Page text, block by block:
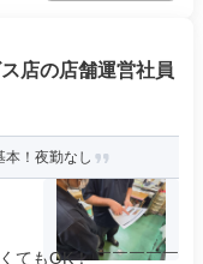
店の店舗運営社員
！夜勤なし
てもOK！ ￣￣￣￣￣